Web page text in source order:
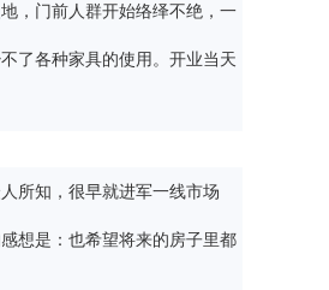
，门前人群开始络绎不绝，一
了各种家具的使用。开业当天
所知，很早就进军一线市场
想是：也希望将来的房子里都